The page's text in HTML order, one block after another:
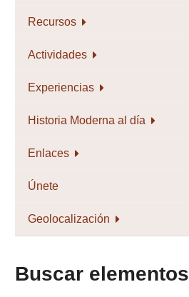
Recursos
Actividades
Experiencias
Historia Moderna al día
Enlaces
Únete
Geolocalización
Buscar elementos